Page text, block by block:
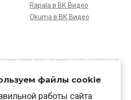
Rapala в ВК Видео
Okuma в ВК Видео
для предъявления претензий и рекламаций,
могут отличаться от указанных на сайте.
7728172512 ОГРН 1037739603505
технологиив соответствии
файлы cookie
работы сайта